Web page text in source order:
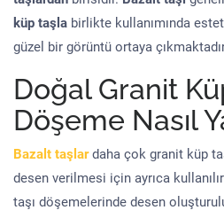
küp taşla birlikte kullanımında
güzel bir görüntü ortaya
Doğal Granit
Döşeme Nasıl
Bazalt taşlardaha çok granit küp
desen verilmesi için ayrıca
taşı döşemelerinde desen